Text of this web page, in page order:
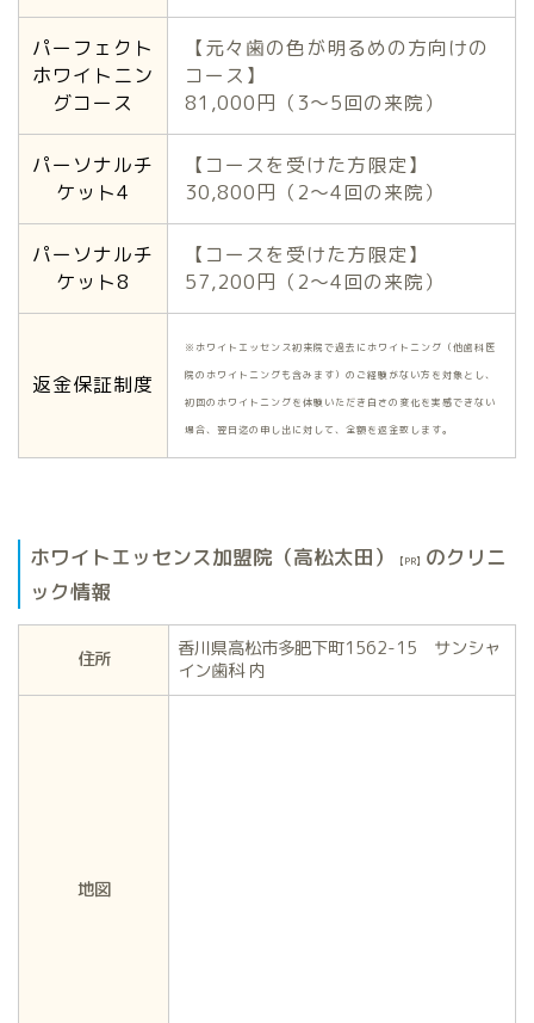
パーフェクト
ホワイトニン
グコース
【元々歯の色が明るめの方向けの
コース】
81,000円（3〜5回の来院）
パーソナルチ
ケット4
【コースを受けた方限定】
30,800円（2〜4回の来院）
パーソナルチ
ケット8
【コースを受けた方限定】
57,200円（2〜4回の来院）
返金保証制度
※ホワイトエッセンス初来院で過去にホワイトニング（他歯科医
院のホワイトニングも含みます）のご経験がない方を対象とし、
初回のホワイトニングを体験いただき白さの変化を実感できない
場合、翌日迄の申し出に対して、全額を返金致します。
ホワイトエッセンス加盟院（高松太田） 【PR】 のクリニ
ック情報
住所
香川県高松市多肥下町1562-15 サンシャ
イン歯科 内
地図